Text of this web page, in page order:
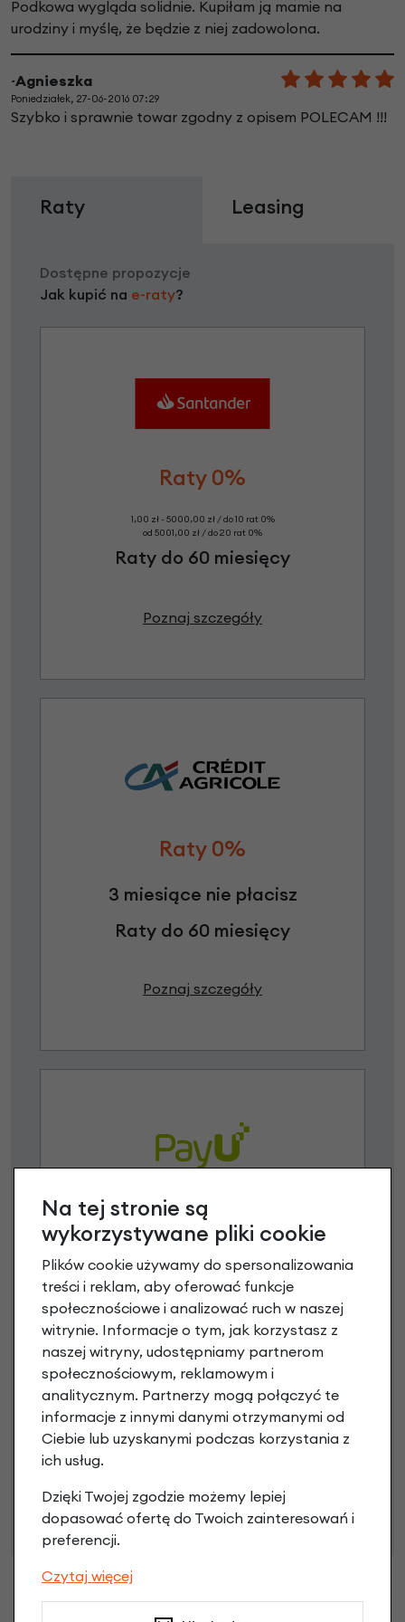
Podkowa wygląda solidnie. Kupiłam ją mamie na
urodziny i myślę, że będzie z niej zadowolona.
~Agnieszka
Poniedziałek, 27-06-2016 07:29
Szybko i sprawnie towar zgodny z opisem POLECAM !!!
Raty Leasing
Dostępne propozycje
Jak kupić na e-raty?
Raty 0%
1,00 zł - 5000,00 zł / do 10 rat 0%
od 5001,00 zł / do 20 rat 0%
Raty do 60 miesięcy
Poznaj szczegóły
Raty 0%
3 miesiące nie płacisz
Raty do 60 miesięcy
Poznaj szczegóły
Raty 0%
3 miesiące nie płacisz
Raty do 60 miesięcy
Poznaj szczegóły
Niniejsza propozycja nie stanowi oferty w rozumieniu art.
66 Kodeksu Cywilnego. Ostateczna decyzja o warunkach
i przyznaniu kredytu zostanie podjęta po ocenie
zdolności kredytowej.
Na tej stronie są
wykorzystywane pliki cookie
Plików cookie używamy do spersonalizowania
treści i reklam, aby oferować funkcje
społecznościowe i analizować ruch w naszej
witrynie. Informacje o tym, jak korzystasz z
naszej witryny, udostępniamy partnerom
społecznościowym, reklamowym i
analitycznym. Partnerzy mogą połączyć te
informacje z innymi danymi otrzymanymi od
Ciebie lub uzyskanymi podczas korzystania z
ich usług.
Dzięki Twojej zgodzie możemy lepiej
dopasować ofertę do Twoich zainteresowań i
preferencji.
Czytaj więcej